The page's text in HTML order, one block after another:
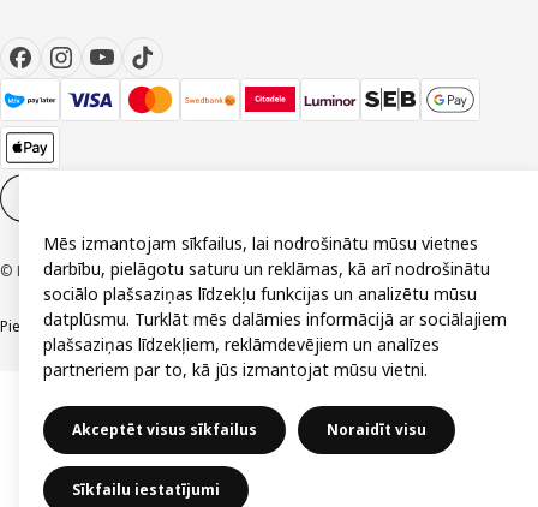
© Inter IKEA Systems B.V. 1999-2026
PiekļūstamībaVispārīgi noteikumi Privātuma un sīkdatņu politikaKontakti
Mēs izmantojam sīkfailus, lai nodrošinātu mūsu vietnes
darbību, pielāgotu saturu un reklāmas, kā arī nodrošinātu
sociālo plašsaziņas līdzekļu funkcijas un analizētu mūsu
datplūsmu. Turklāt mēs dalāmies informācijā ar sociālajiem
plašsaziņas līdzekļiem, reklāmdevējiem un analīzes
partneriem par to, kā jūs izmantojat mūsu vietni.
Akceptēt visus sīkfailus Noraidīt visu
Sīkfailu iestatījumi